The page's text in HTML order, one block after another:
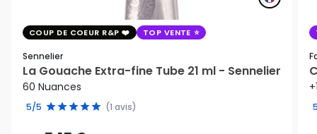
COUP DE COEUR R&P TOP VENTE
Sennelier
La Gouache Extra-fine Tube 21 ml - Sennelier
60 Nuances
5/5 (1 avis)